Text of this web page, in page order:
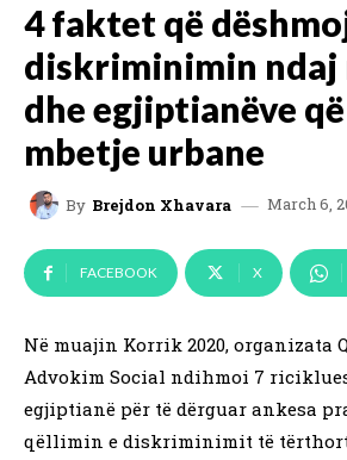
4 faktet që
diskriminimin ndaj
dhe egjiptianëve
mbetje urbane
By Brejdon Xhavara March 6,
FACEBOOK X
Në muajin Korrik 2020, organizata
Advokim Social ndihmoi 7
egjiptianë për të dërguar ankesa
qëllimin e diskriminimit të